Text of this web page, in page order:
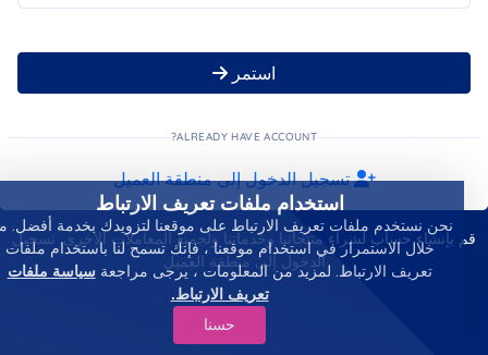
استمر
ALREADY HAVE ACCOUNT?
تسجيل الدخول إلى منطقة العميل
قم بإنشاء حساب لشراء منتجاتنا وخدماتنا ولجميع المعاملات الأخرى. تسجيل
الدخول إلى منطقة العميل
استخدام ملفات تعريف الارتباط
نحن نستخدم ملفات تعريف الارتباط على موقعنا لتزويدك بخدمة أفضل.
خلال الاستمرار في استخدام موقعنا ، فإنك تسمح لنا باستخدام ملفات
تعريف الارتباط. لمزيد من المعلومات ، يرجى مراجعةسياسة ملفات
تعريف الارتباط.
حسنا